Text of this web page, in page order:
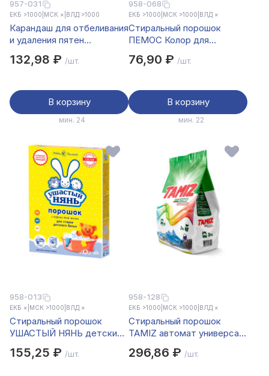
957-031
ЕКБ >1000 МСК × ВЛД >1000
Карандаш для отбеливания
и удаления пятен
132,98 ₽ /шт.
В корзину
мин. 24
958-068
ЕКБ >1000 МСК >1000 ВЛД ×
Стиральный порошок
ПЕМОС Колор для
76,90 ₽ /шт.
В корзину
мин. 22
958-013
ЕКБ × МСК >1000 ВЛД ×
Стиральный порошок
УШАСТЫЙ НЯНЬ детский,
155,25 ₽ /шт.
958-128
ЕКБ >1000 МСК >1000 ВЛД ×
Стиральный порошок
TAMIZ автомат универсал
296,86 ₽ /шт.